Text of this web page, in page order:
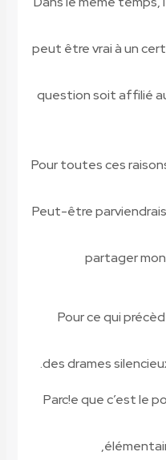
peut être vrai à un
question soit affilié
Pour toutes ces
Peut-être
partager
Pour ce qui
des drames
Parc!e que c’est le